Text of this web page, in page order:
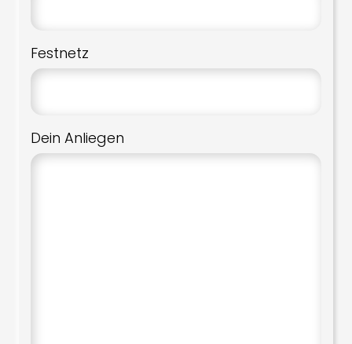
Festnetz
Dein Anliegen